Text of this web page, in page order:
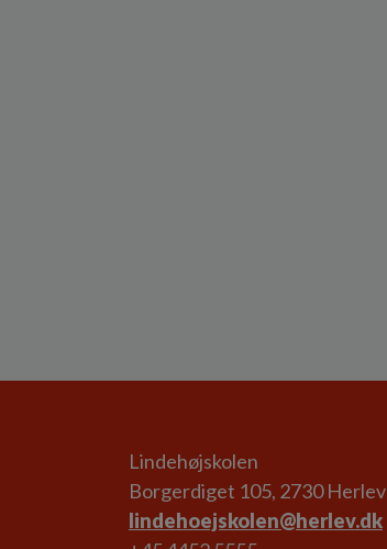
Lindehøjskolen
Borgerdiget 105, 2730 Herlev
lindehoejskolen@herlev.dk